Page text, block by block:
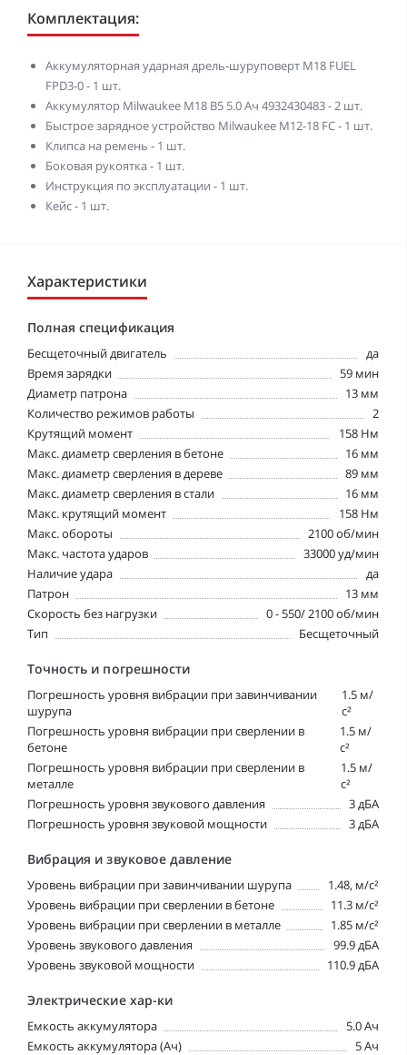
Комплектация:
Аккумуляторная ударная дрель-шуруповерт M18 FUEL
FPD3-0 - 1 шт.
Аккумулятор Milwaukee M18 B5 5.0 Ач 4932430483 - 2 шт.
Быстрое зарядное устройство Milwaukee M12-18 FC - 1 шт.
Клипса на ремень - 1 шт.
Боковая рукоятка - 1 шт.
Инструкция по эксплуатации - 1 шт.
Кейс - 1 шт.
Характеристики
Полная спецификация
Бесщеточный двигатель
да
Время зарядки
59 мин
Диаметр патрона
13 мм
Количество режимов работы
2
Крутящий момент
158 Нм
Макс. диаметр сверления в бетоне
16 мм
Макс. диаметр сверления в дереве
89 мм
Макс. диаметр сверления в стали
16 мм
Макс. крутящий момент
158 Нм
Макс. обороты
2100 об/мин
Макс. частота ударов
33000 уд/мин
Наличие удара
да
Патрон
13 мм
Скорость без нагрузки
0 - 550/ 2100 об/мин
Тип
Бесщеточный
Точность и погрешности
Погрешность уровня вибрации при завинчивании
шурупа
1.5 м/
с²
Погрешность уровня вибрации при сверлении в
бетоне
1.5 м/
с²
Погрешность уровня вибрации при сверлении в
металле
1.5 м/
с²
Погрешность уровня звукового давления
3 дБА
Погрешность уровня звуковой мощности
3 дБА
Вибрация и звуковое давление
Уровень вибрации при завинчивании шурупа
1.48, м/с²
Уровень вибрации при сверлении в бетоне
11.3 м/с²
Уровень вибрации при сверлении в металле
1.85 м/с²
Уровень звукового давления
99.9 дБА
Уровень звуковой мощности
110.9 дБА
Электрические хар-ки
Емкость аккумулятора
5.0 Ач
Емкость аккумулятора (Ач)
5 Ач